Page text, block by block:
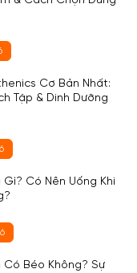
Cơ Bản Nhất:
Tập & Dinh Dưỡng
Gì? Có Nên Uống Khi
Béo Không? Sự